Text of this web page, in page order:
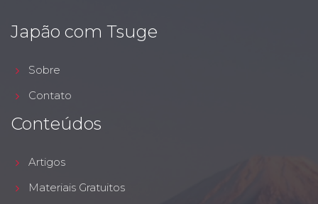
Japão com Tsuge
Sobre
Contato
Conteúdos
Artigos
Materiais Gratuitos